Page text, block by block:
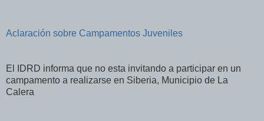
Aclaración sobre Campamentos Juveniles
El IDRD informa que no esta invitando a participar en un
campamento a realizarse en Siberia, Municipio de La
Calera